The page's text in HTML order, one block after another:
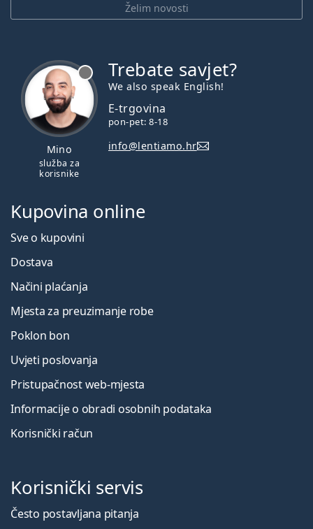
Želim novosti
Mino
služba za
korisnike
Trebate savjet?
We also speak English!
E-trgovina
pon-pet: 8-18
info@lentiamo.hr
Kupovina online
Sve o kupovini
Dostava
Načini plaćanja
Mjesta za preuzimanje robe
Poklon bon
Uvjeti poslovanja
Pristupačnost web-mjesta
Informacije o obradi osobnih podataka
Korisnički račun
Korisnički servis
Često postavljana pitanja